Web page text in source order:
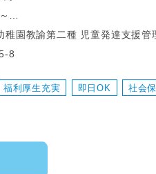
問し、対象児童のお子様の様子
ル調整
る業務
8
福利厚生充実 即日OK 社会